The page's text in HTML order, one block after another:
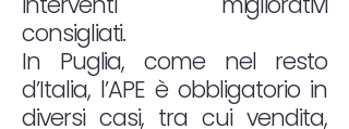
consigliati.
In Puglia, come nel resto
d’Italia, l’APE è obbligatorio in
diversi casi, tra cui vendita,